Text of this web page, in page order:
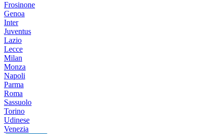
Frosinone
Genoa
Inter
Juventus
Lazio
Lecce
Milan
Monza
Napoli
Parma
Roma
Sassuolo
Torino
Udinese
Venezia